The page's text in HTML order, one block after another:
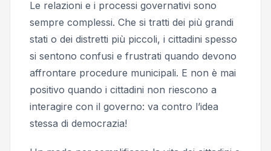
Le relazioni e i processi governativi sono
sempre complessi. Che si tratti dei più grandi
stati o dei distretti più piccoli, i cittadini spesso
si sentono confusi e frustrati quando devono
affrontare procedure municipali. E non è mai
positivo quando i cittadini non riescono a
interagire con il governo: va contro l’idea
stessa di democrazia!